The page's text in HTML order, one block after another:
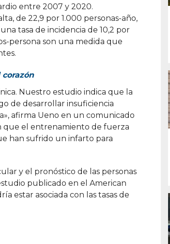
entre 2007 y 2020.
de 22,9 por 1.000 personas-año,
tasa de incidencia de 10,2 por
persona son una medida que
Nuestro estudio indica que la
de desarrollar insuficiencia
afirma Ueno en un comunicado
que el entrenamiento de fuerza
han sufrido un infarto para
y el pronóstico de las personas
publicado en el American
estar asociada con las tasas de